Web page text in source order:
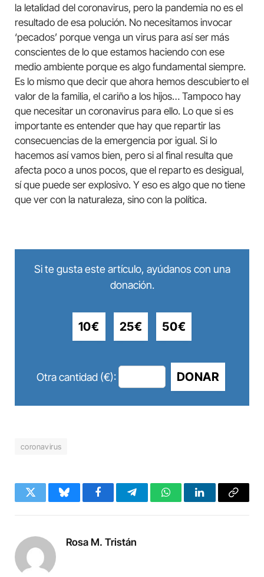
la letalidad del coronavirus, pero la pandemia no es el
resultado de esa polución. No necesitamos invocar
‘pecados’ porque venga un virus para así ser más
conscientes de lo que estamos haciendo con ese
medio ambiente porque es algo fundamental siempre.
Es lo mismo que decir que ahora hemos descubierto el
valor de la familia, el cariño a los hijos… Tampoco hay
que necesitar un coronavirus para ello. Lo que si es
importante es entender que hay que repartir las
consecuencias de la emergencia por igual. Si lo
hacemos así vamos bien, pero si al final resulta que
afecta poco a unos pocos, que el reparto es desigual,
sí que puede ser explosivo. Y eso es algo que no tiene
que ver con la naturaleza, sino con la política.
Si te gusta este artículo, ayúdanos con una
donación.
10€ 25€ 50€
Otra cantidad (€): DONAR
coronavirus
Twitter BlueskyFacebookTelegramWhatsAppLinkedInCopy
Rosa M. Tristán